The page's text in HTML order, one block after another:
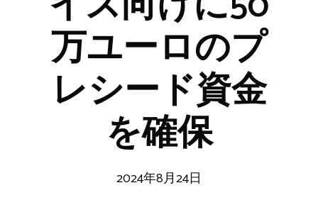
万ユーロのプ
レシード資金
を確保
2024年8月24日